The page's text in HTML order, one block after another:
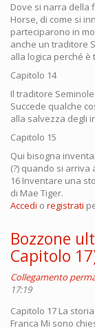
Dove si narra della
Horse, di come si
parteciparono in
anche un traditore
alla logica perché
Capitolo 14
Il traditore
Succede qualche
alla salvezza degli
Capitolo 15
Qui bisogna
(?) quando si arriva
16 Inventare una
di Mae Tiger.
Accedi o registrati
Bozzone
Capitolo
Collegamento
17:19
Capitolo 17 La storia di Mae Tiger. Sono un’amica di Mae Tiger Per Franca Mi sono chiesta: ma come hanno potuto vivere una storia simile questi Seminole? Una storia veramente incredibile. C’è questa Mae, che donna… Ho cercato in giro su internet, qualche cosa della sua storia. Per capire. Mi sono infervorata, tanto che me la sono sognata di notte. Una donna, un amica di Mae, che la conosceva fin da bambina mi raccontava come era successo. Mi sono alzata dal letto e mi sono subito messa a scrivere quello che mi ha detto. Eravamo in una grande casa di legno, con le pareti alte quattro metri, una casa fatta di tronchi. Enorme. C’erano almeno mille persone dentro. Per terra stuoie intrecciate. Gli uomini e le donne erano seduti sulle stuoie o dondolavano sopra le amache. Indossavano pantaloni e camice senza colletto. Non avevano piume in testa ma strani cappelli colorati. Anche i vestiti erano colorati. Sapevo cosa era quel posto. Una grande casa dei Calusa, avevo visto un’illustrazione su wikipedia. I Calusa erano il popolo che fondendosi con indiani profughi di molte tribù sconfitte diedero origine al popolo Seminole, che nella loro lingua vuol dire “indiani selvaggi”, indiani dispersi, reduci di tribù sconfitte che erano andati a riparare nei territori dei Calusa. Perché i Calusa, invece, che avevano vinto tutte le battaglie, eccetto quella contro il vaiolo e l’influenza che li avevano più volte quasi sterminati. Ma ogni volta arrivavano degli indiani di altre nazione a unirsi a loro… L’amica di Mae è seduta di fronte a me. Ha un’età indefinibile nel mio sogno. Mi sorride e inizia a raccontare: “Mae era figlia di una famiglia importante. I Tiger. I tigre. Le donne erano tutte sciamane. Anche Mae lo era. Si tramanda col sangue. Ci sono famiglie seminole nelle quali gli sciamani sono maschi. Ma loro erano di discendenza Calusa. Erano le donne ad avere la conoscenza. Ma anche se erano scimane non se la passavano bene. Tutti conoscevamo la fame a quei tempi. I Tiger e noi abitavamo di fronte, al di là della strada di fango c’era la loro baracca. Non avevamo niente allora. Solo qualche giovane che combatteva con i coccodrilli della palude e zanzare grosse come topi e più cattive. Tempi duri. C’era solo qualche turista che veniva a vedere la lotta con i coccodrilli e a comprare qualche braccialetto e qualche tessuto. I prodotti della terra erano miseri. Non avevamo trattori. Quella era terra cattiva. I bambini iniziavano a lavorare subito. Non c’erano scuole. Ma Mae era diversa. Aveva qualche cosa di strano dentro. Forse nel sangue. Era una bambina disprezzata. Sua madre era stata con un bianco. Forse per questo era diventata amica di una ragazzina di colore che abitava in paese. Un giorno, una domenica, si erano ritrovate ai giardini a parlare. Avrà avuto dodici anni, era l’inizio degli anni ‘30. La ragazzina nera aveva con sé un giornale di fumetti e glielo fece vedere. La ragazzina nera era